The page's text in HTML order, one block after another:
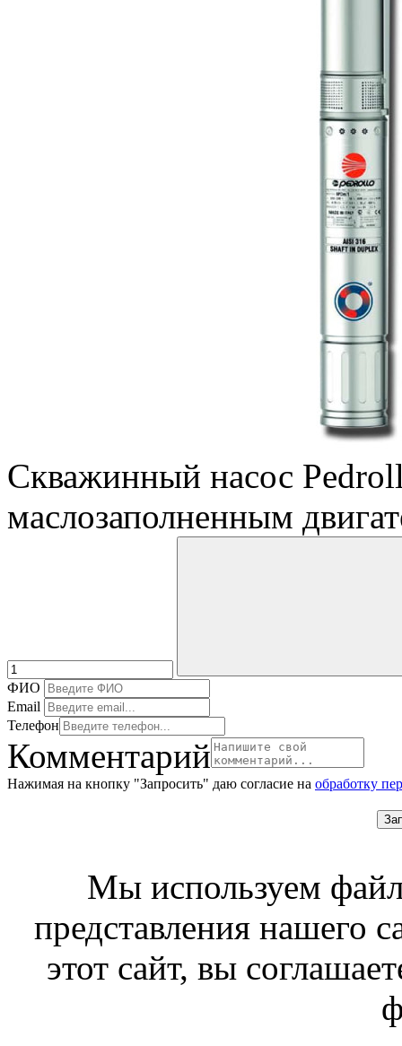
Скважинный насос
маслозаполненным
ФИО
Email
Телефон
Комментарий
Нажимая на кнопку "Запросить" даю согласие на обработку
Мы используем
представления нашего
этот сайт, вы